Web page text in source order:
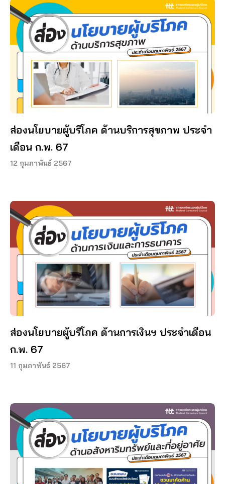
ส่องนโยบายผู้บริโภค ด้านบริการสุขภาพ ประจำ
เดือน ก.พ. 67
12 กุมภาพันธ์ 2567
ส่องนโยบายผู้บริโภค ด้านการเงินฯ ประจำเดือน
ก.พ. 67
11 กุมภาพันธ์ 2567